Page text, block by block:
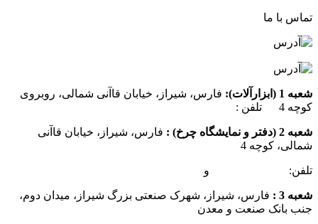
تماس با ما
شعبه 1 (ابزارآلات):
فارس، شیراز، خیابان قاآنی شمالی، روبروی
کوچه 4 تلفن :
شعبه 2 (دفتر و نمایشگاه چرخ) :
فارس، شیراز، خیابان قاآنی
شمالی، کوچه 4
تلفن: و
شعبه 3 :
فارس، شیراز، شهرک صنعتی بزرگ شیراز، میدان دوم،
جنب بانک صنعت و معدن